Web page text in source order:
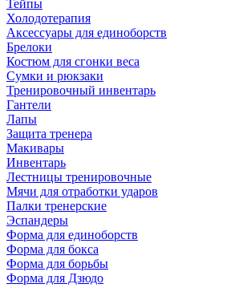
Тейпы
Холодотерапия
Аксессуары для единоборств
Брелоки
Костюм для сгонки веса
Сумки и рюкзаки
Тренировочный инвентарь
Гантели
Лапы
Защита тренера
Макивары
Инвентарь
Лестницы тренировочные
Мячи для отработки ударов
Палки тренерские
Эспандеры
Форма для единоборств
Форма для бокса
Форма для борьбы
Форма для Дзюдо